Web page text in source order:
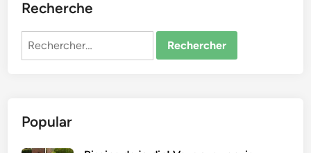
Recherche
Rechercher :
Popular